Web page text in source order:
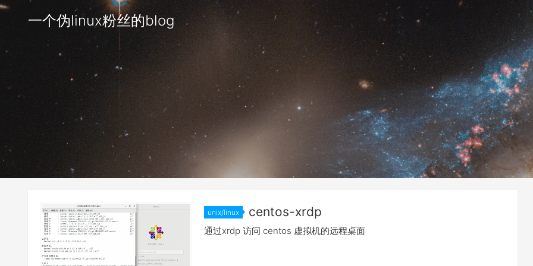
一个伪linux粉丝的blog
unix/linux centos-xrdp
通过xrdp 访问 centos 虚拟机的远程桌面